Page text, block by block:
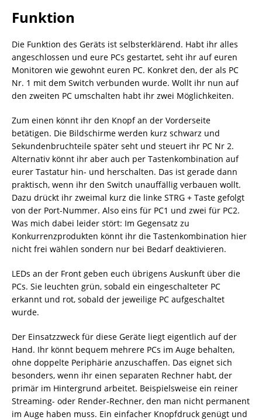
Funktion
Die Funktion des Geräts ist selbsterklärend. Habt ihr alles
angeschlossen und eure PCs gestartet, seht ihr auf euren
Monitoren wie gewohnt euren PC. Konkret den, der als PC
Nr. 1 mit dem Switch verbunden wurde. Wollt ihr nun auf
den zweiten PC umschalten habt ihr zwei Möglichkeiten.
Zum einen könnt ihr den Knopf an der Vorderseite
betätigen. Die Bildschirme werden kurz schwarz und
Sekundenbruchteile später seht und steuert ihr PC Nr 2.
Alternativ könnt ihr aber auch per Tastenkombination auf
eurer Tastatur hin- und herschalten. Das ist gerade dann
praktisch, wenn ihr den Switch unauffällig verbauen wollt.
Dazu drückt ihr zweimal kurz die linke STRG + Taste gefolgt
von der Port-Nummer. Also eins für PC1 und zwei für PC2.
Was mich dabei leider stört: Im Gegensatz zu
Konkurrenzprodukten könnt ihr die Tastenkombination hier
nicht frei wählen sondern nur bei Bedarf deaktivieren.
LEDs an der Front geben euch übrigens Auskunft über die
PCs. Sie leuchten grün, sobald ein eingeschalteter PC
erkannt und rot, sobald der jeweilige PC aufgeschaltet
wurde.
Der Einsatzzweck für diese Geräte liegt eigentlich auf der
Hand. Ihr könnt bequem mehrere PCs im Auge behalten,
ohne doppelte Periphärie anzuschaffen. Das eignet sich
besonders, wenn ihr einen separaten Rechner habt, der
primär im Hintergrund arbeitet. Beispielsweise ein reiner
Streaming- oder Render-Rechner, den man nicht permanent
im Auge haben muss. Ein einfacher Knopfdruck genügt und